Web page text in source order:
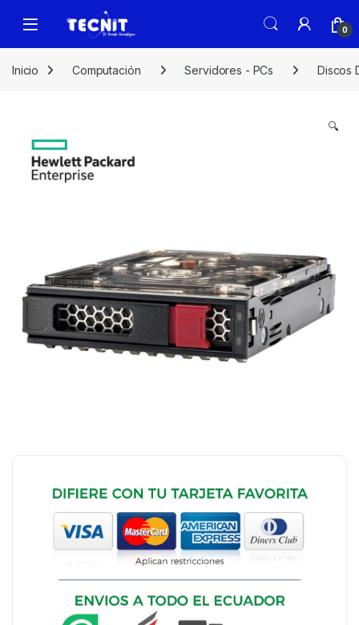
0
Inicio Computación Servidores - PCs Discos
🔍